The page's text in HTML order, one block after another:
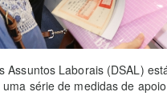
Assuntos Laborais (DSAL)
série de medidas de